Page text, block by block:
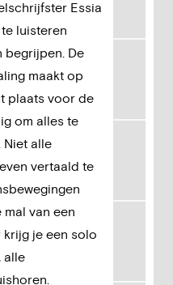
Essia
luisteren
begrijpen. De
maakt op
plaats voor de
om alles te
Niet alle
vertaald te
van een
je een solo
alle